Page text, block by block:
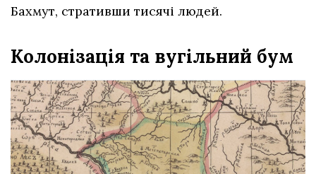
Бахмут, стративши тисячі людей.
Колонізація та вугільний бум